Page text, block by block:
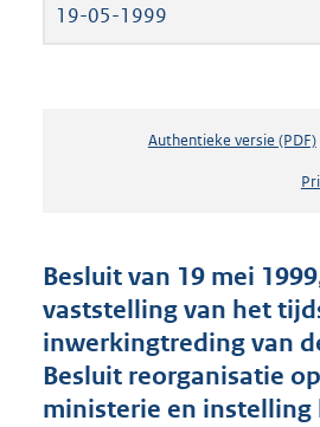
19-05-1999
Authentieke versie (PDF)b
Besluit van 19 mei
vaststelling van het
inwerkingtreding van
Besluit reorganisatie
ministerie en